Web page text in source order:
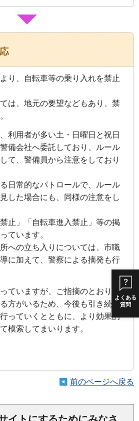
よくある
質問
り、自転車等の乗り入れを禁止
は、地元の要望などもあり、禁
利用者が多い土・日曜日と祝日
備会社へ委託しており、ルール
て、警備員から注意をしており
日常的なパトロールで、ルール
した場合にも、同様の注意をし
止」「自転車進入禁止」等の掲
ています。
への立ち入りについては、市職
に加えて、警察による摘発も行
ていますが、ご指摘のとおり、
方がいるため、今後も引き続
っていくとともに、より効果的
模索してまいります。
前のページへ戻る